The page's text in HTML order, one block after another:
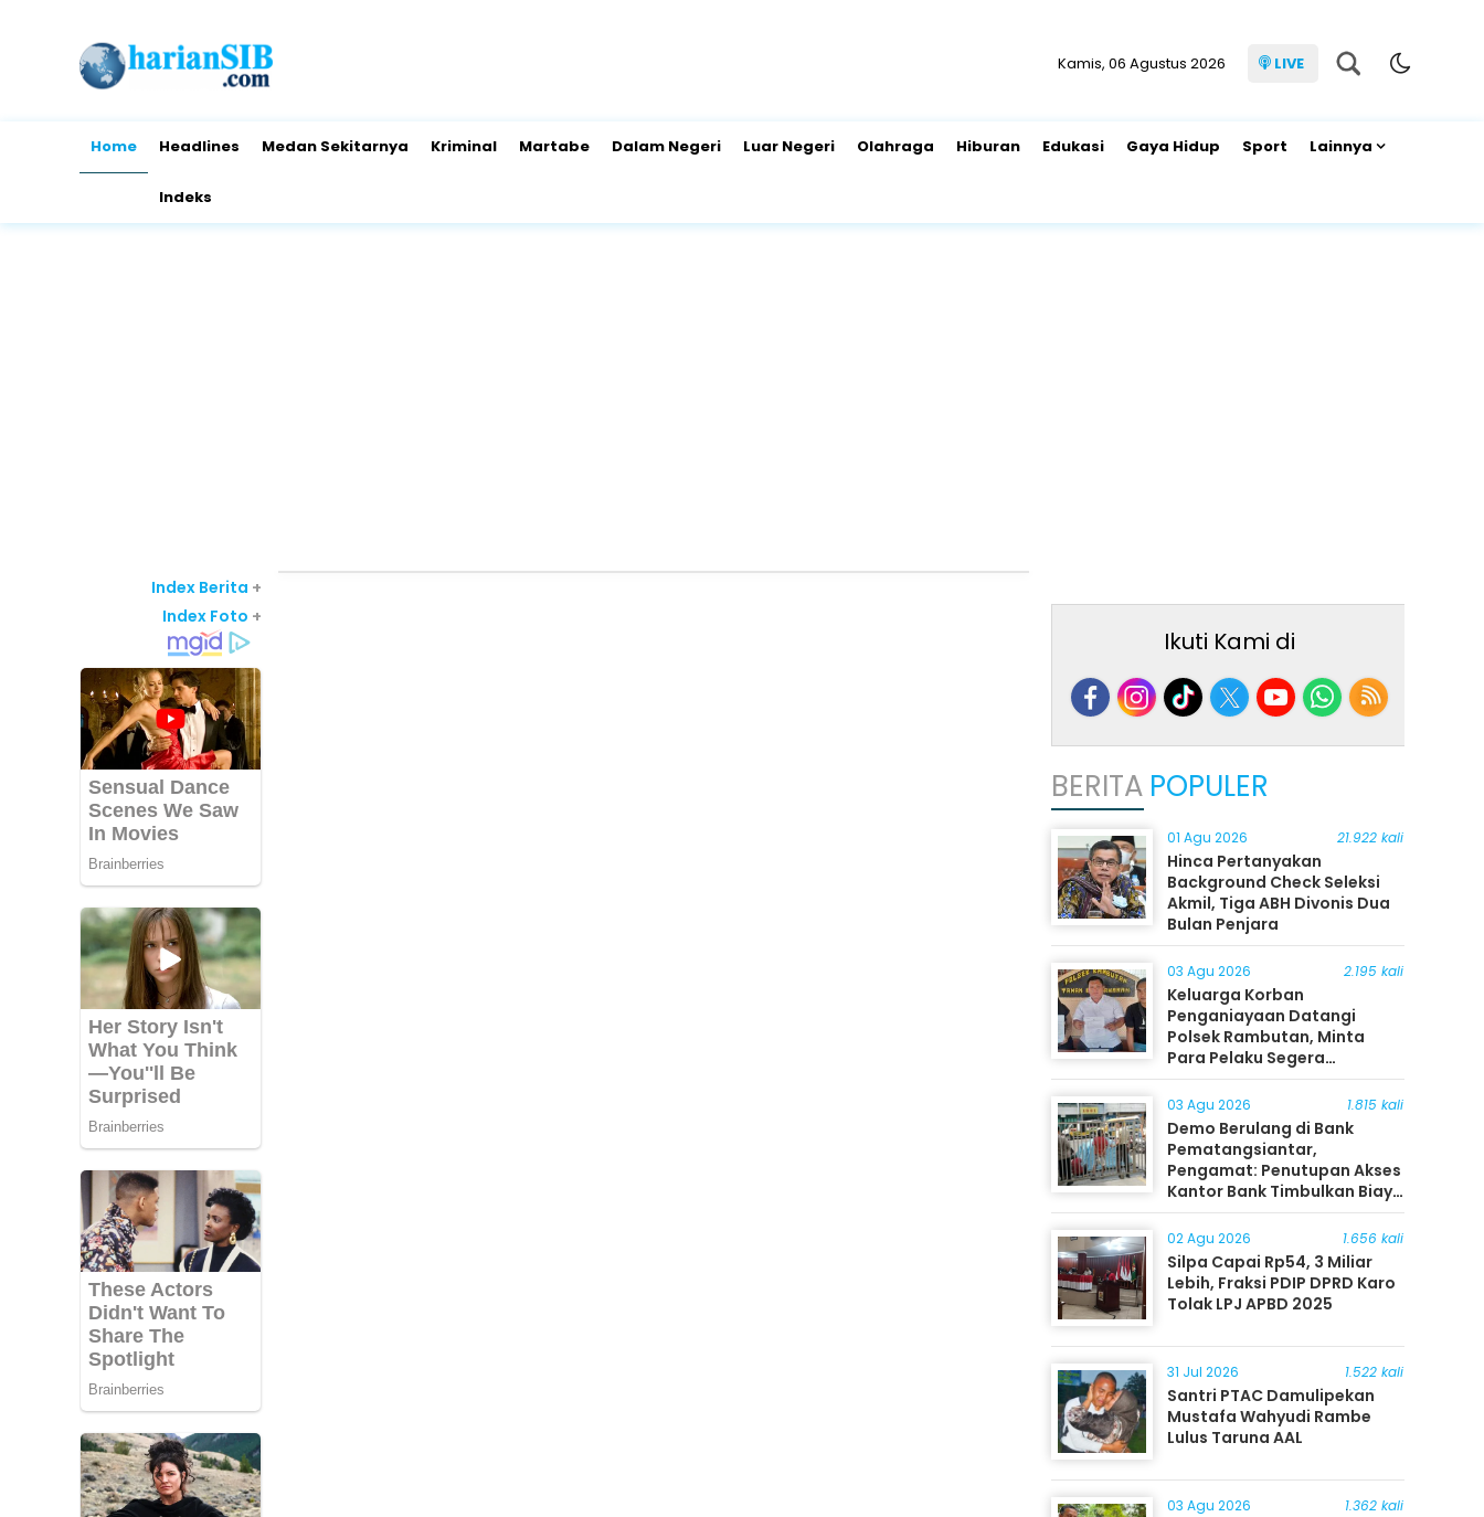
Kamis, 06 Agustus 2026 LIVE
Home Headlines Medan Sekitarnya Kriminal Martabe Dalam Negeri Luar Negeri Olahraga Hiburan Edukasi Gaya Hidup Sport Lainnya
Indeks
Index Berita +
Index Foto +
Ikuti Kami di
BERITA POPULER
01 Agu 2026 21.922 kali
Hinca Pertanyakan
Background Check Seleksi
Akmil, Tiga ABH Divonis Dua
Bulan Penjara
03 Agu 2026 2.195 kali
Keluarga Korban
Penganiayaan Datangi
Polsek Rambutan, Minta
Para Pelaku Segera
Ditangkap
03 Agu 2026 1.815 kali
Demo Berulang di Bank
Pematangsiantar,
Pengamat: Penutupan Akses
Kantor Bank Timbulkan Biaya
Ekonomi bagi Masyarakat
02 Agu 2026 1.656 kali
Silpa Capai Rp54, 3 Miliar
Lebih, Fraksi PDIP DPRD Karo
Tolak LPJ APBD 2025
31 Jul 2026 1.522 kali
Santri PTAC Damulipekan
Mustafa Wahyudi Rambe
Lulus Taruna AAL
03 Agu 2026 1.362 kali